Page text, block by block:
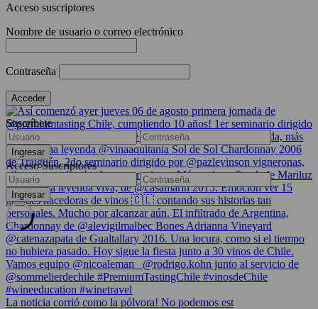
La noticia corrió como la pólvora! No podemos est
Acceso suscriptores
Nombre de usuario o correo electrónico
Contraseña
Suscríbete
Acceso Suscriptores